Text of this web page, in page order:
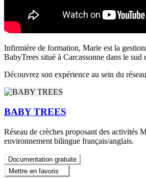
Infirmière de formation, Marie est la
BabyTrees situé à Carcassonne dans le sud
Découvrez son expérience au sein du
BABY TREES
Réseau de crèches proposant des activités
environnement bilingue français/anglais.
Documentation gratuite
Mettre en favoris